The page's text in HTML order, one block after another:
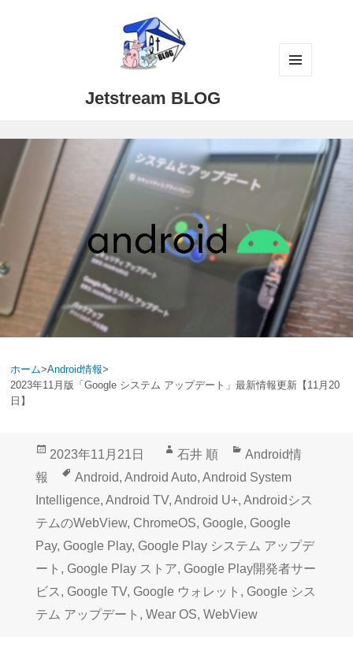
Jetstream BLOG
ホーム>Android情報>
2023年11月版「Google システム アップデート」最新情報更新【11月20
日】
投
日:
2023年11月21日
作
成
者
石井 順
カ
テ
ゴ
リ
ー
Android情
報
タ
グ
Android, Android Auto, Android System
Intelligence, Android TV, Android U+, Androidシス
テムのWebView, ChromeOS, Google, Google
Pay, Google Play, Google Play システム アップデ
ート , Google Play ストア, Google Play開発者サー
ビス, Google TV, Google ウォレット , Google シス
テム アップデート , Wear OS, WebView